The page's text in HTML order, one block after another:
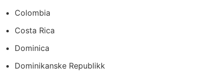
Colombia
Costa Rica
Dominica
Dominikanske Republikk